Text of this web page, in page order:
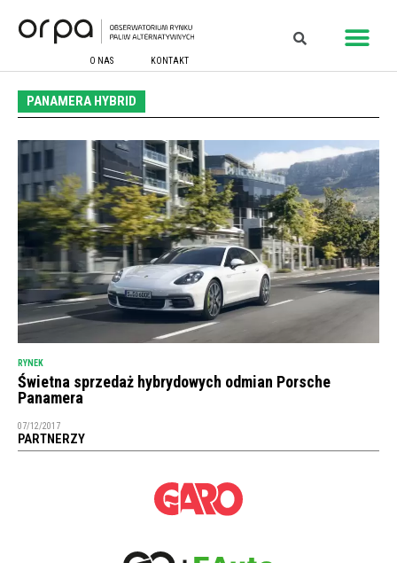
O NAS KONTAKT
PANAMERA HYBRID
RYNEK
Świetna sprzedaż hybrydowych odmian Porsche
Panamera
07/12/2017
PARTNERZY